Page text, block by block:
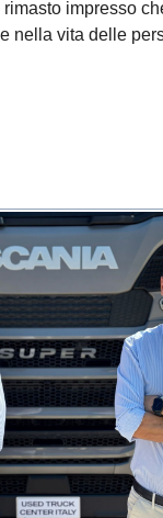
impresso
nella vita delle